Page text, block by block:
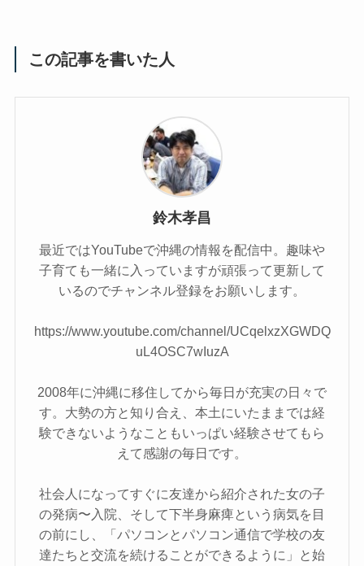
この記事を書いた人
鈴木孝昌
最近ではYouTubeで沖縄の情報を配信中。趣味や
子育ても一緒に入っていますが頑張って更新して
いるのでチャンネル登録をお願いします。
https://www.youtube.com/channel/UCqelxzXGWDQ
uL4OSC7wIuzA
2008年に沖縄に移住してから毎日が充実の日々で
す。大勢の方と知り合え、本土にいたままでは経
験できないようなこともいっぱい経験させてもら
えて感謝の毎日です。
社会人になってすぐに友達から紹介された女の子
の発病〜入院、そして下半身麻痺という病気を目
の前にし、「パソコンとパソコン通信で学校の友
達たちと交流を続けることができるように」と始